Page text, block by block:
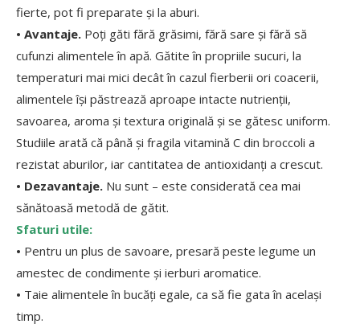
fierte, pot fi preparate și la aburi.
• Avantaje. Poți găti fără grăsimi, fără sare și fără să
cufunzi alimentele în apă. Gătite în propriile sucuri, la
temperaturi mai mici decât în cazul fierberii ori coacerii,
alimentele își păstrează aproape intacte nutrienții,
savoarea, aroma și textura originală și se gătesc uniform.
Studiile arată că până și fragila vitamină C din broccoli a
rezistat aburilor, iar cantitatea de antioxidanți a crescut.
• Dezavantaje. Nu sunt – este considerată cea mai
sănătoasă metodă de gătit.
Sfaturi utile:
• Pentru un plus de savoare, presară peste legume un
amestec de condimente și ierburi aromatice.
• Taie alimentele în bucăți egale, ca să fie gata în același
timp.